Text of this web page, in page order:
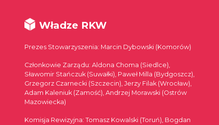
Władze RKW
Prezes Stowarzyszenia: Marcin Dybowski (Komorów)
Członkowie Zarządu: Aldona Choma (Siedlce),
Sławomir Stańczuk (Suwałki), Paweł Milla (Bydgoszcz),
Grzegorz Czarnecki (Szczecin), Jerzy Filak (Wrocław),
Adam Kaleniuk (Zamość), Andrzej Morawski (Ostrów
Mazowiecka)
Komisja Rewizyjna: Tomasz Kowalski (Toruń), Bogdan